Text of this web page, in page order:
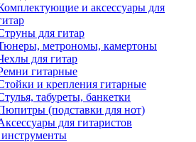
и аксессуары для
для гитар
метрономы, камертоны
для гитар
гитарные
и крепления гитарные
табуреты, банкетки
(подставки для нот)
для гитаристов